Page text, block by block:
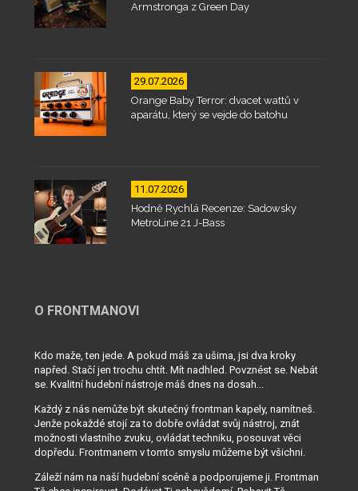
Armstronga z Green Day
29.07.2026
Orange Baby Terror: dvacet wattů v
aparátu, který se vejde do batohu
11.07.2026
Hodně Rychlá Recenze: Sadowsky
MetroLine 21 J-Bass
O FRONTMANOVI
Kdo maže, ten jede. A pokud máš za ušima, jsi dva kroky
napřed. Stačí jen trochu chtít. Mít nadhled. Povznést se. Nebát
se. Kvalitní hudební nástroje máš dnes na dosah...
Každý z nás nemůže být skutečný frontman kapely, namítneš.
Jenže pokaždé stojí za to dobře ovládat svůj nástroj, znát
možnosti vlastního zvuku, ovládat techniku, posouvat věci
dopředu. Frontmanem v tomto smyslu můžeme být všichni.
Záleží nám na naší hudební scéně a podporujeme ji. Frontman